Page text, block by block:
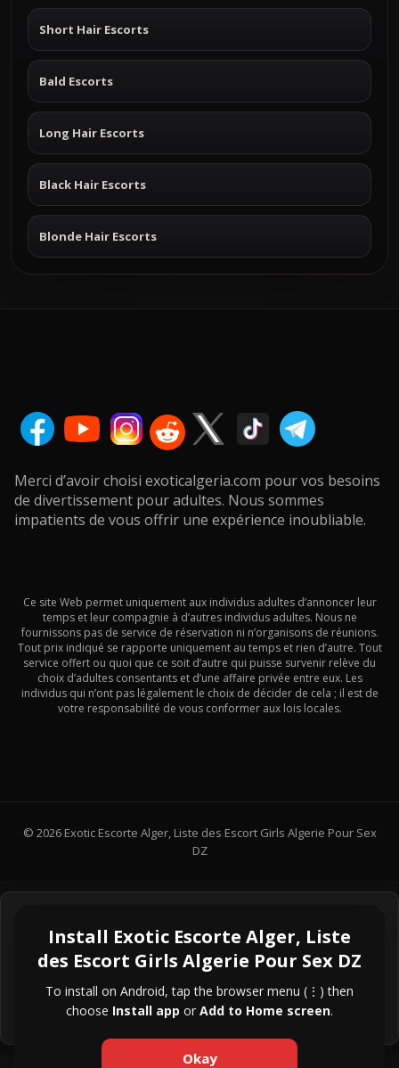
Short Hair Escorts
Bald Escorts
Long Hair Escorts
Black Hair Escorts
Blonde Hair Escorts
Exotic Escorte Algérie
Join Exotic Algeria Channel
Merci d’avoir choisi exoticalgeria.com pour vos besoins
de divertissement pour adultes. Nous sommes
impatients de vous offrir une expérience inoubliable.
Ce site Web permet uniquement aux individus adultes d’annoncer leur
temps et leur compagnie à d’autres individus adultes. Nous ne
fournissons pas de service de réservation ni n’organisons de réunions.
Tout prix indiqué se rapporte uniquement au temps et rien d’autre. Tout
service offert ou quoi que ce soit d’autre qui puisse survenir relève du
choix d’adultes consentants et d’une affaire privée entre eux. Les
individus qui n’ont pas légalement le choix de décider de cela ; il est de
votre responsabilité de vous conformer aux lois locales.
© 2026 Exotic Escorte Alger, Liste des Escort Girls Algerie Pour Sex
DZ
Install Exotic Escorte Alger, Liste
des Escort Girls Algerie Pour Sex DZ
To install on Android, tap the browser menu (⋮) then
choose Install app or Add to Home screen.
Okay